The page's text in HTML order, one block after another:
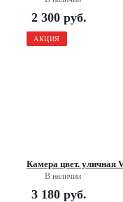
2 300 руб.
АКЦИЯ
В наличии
3 180 руб.